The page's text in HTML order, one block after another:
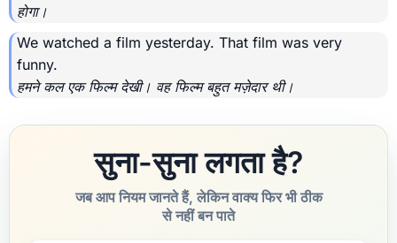
होगा।
We watched a film yesterday. That film was very
funny.
हमने कल एक फिल्म देखी। वह फिल्म बहुत मज़ेदार थी।
सुना-सुना लगता है?
जब आप नियम जानते हैं, लेकिन वाक्य फिर भी ठीक
से नहीं बन पाते